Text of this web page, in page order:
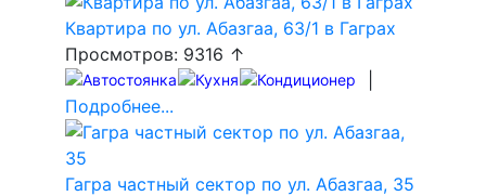
Квартира по ул. Абазгаа, 63/1 в Гаграх
Просмотров: 9316 ↑
Подробнее...
Гагра частный сектор по ул. Абазгаа, 35